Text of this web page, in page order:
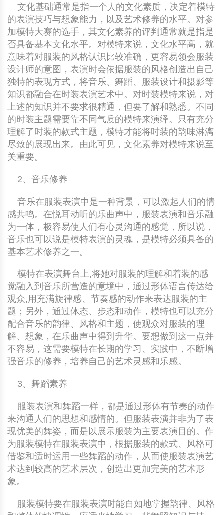
文化基础通常是指一个人的文化素质，决定着模特
的表演技巧与想象能力，以及艺术修养的水平。对参
加模特大赛的选手，其文化素养的评判通常就是指是
否具备基本文化水平。对模特来说，文化水平高，就
意味着对服装的风格认识比较准确，更容易领会服装
设计师的意图，表演时会依据服装的风格创造出自己
独特的表现方式，将音乐、舞蹈、服装设计和摄影等
知识都融合在时装表演艺术中。对时装模特来说，对
上述的知识并不要求很精通，但要了解和熟悉。不同
的时装主题需要靠不同气质的模特来演绎。只有充分
理解了时装的款式主题，模特才能将时装的韵味淋漓
尽致的展现出来。由此可见，文化素养对模特来说至
关重要。
2、音乐修养
音乐在服装表演中是一种背景，可以激起人们的情
感共鸣。在悦耳动听的乐曲声中，服装表演和音乐融
为一体，极容易使人们有心灵沟通的感觉，所以说，
音乐也可以说是模特表演的灵魂，是模特必须具备的
基本艺术修养之一。
模特在表演舞台上,将她对服装的理解和着装的感
觉融入到音乐所营造的意境中，通过形体语言传达给
观众,用充满旋律感、节奏感的动作来表达服装的主
题；另外，通过体态、步态和动作，模特也可以充分
配合音乐的韵律、风格和主题，使观众对服装的理
解、想象，在乐曲声中得到升华。要想做到这一点并
不容易，这需要模特在长期的学习、实践中，不断增
强音乐的修养，培养自己的艺术灵感和乐感。
3、舞蹈素养
服装表演和舞蹈一样，都是通过形体有节奏的动作
来沟通人们的思想和感情的。但服装表演并非为了表
现优美的舞姿，而是以展示服装为主要表演目的。作
为服装模特在服装表演中，根据服装的款式、风格可
借鉴和适时运用一些舞蹈的动作，从而使服装表演艺
术达到较高的艺术层次，创造出更加完美的艺术形
象。
服装模特要在服装表演时能自如地掌握韵律、风格